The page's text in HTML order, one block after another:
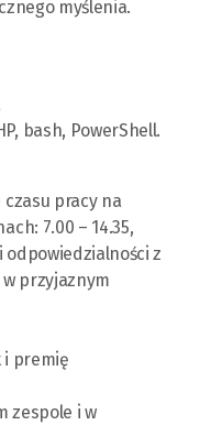
myślenia.
bash, PowerShell.
pracy na
7.00 – 14.35,
z
przyjaznym
i premię
zespole i w